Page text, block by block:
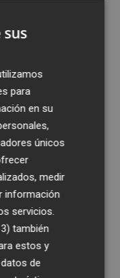
mayor
Los
a las
con la
y los
que el valor
se
un 84,4% de
figuran
y servicios
economía
para
en su
únicos
medir
información
servicios.
también
estos y
de